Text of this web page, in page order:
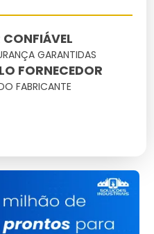
Capacidade
(kg)
Potência
e
até 2000 kg, ideal para
CONFIÁVEL
GARANTIDAS
FORNECEDOR
FABRICANTE